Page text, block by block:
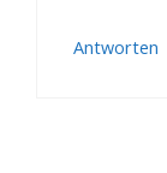
Antworten